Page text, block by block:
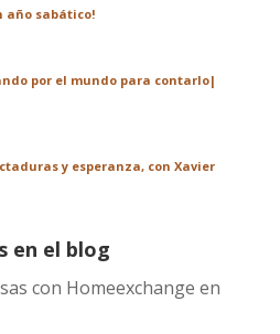
año sabático!
por el mundo para contarlo|
y esperanza, con Xavier
en el blog